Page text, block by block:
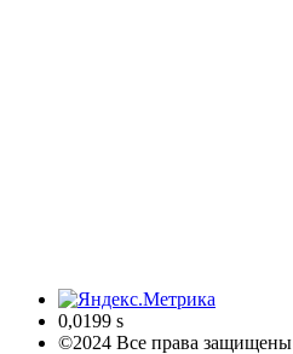
0,0199 s
©2024 Все права защищены